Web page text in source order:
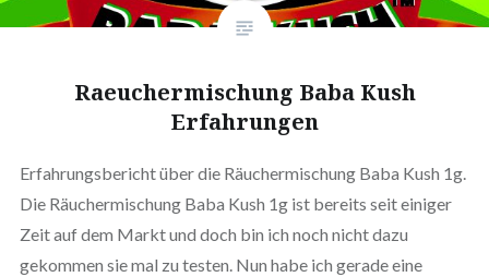
Raeuchermischung Baba Kush
Erfahrungen
Erfahrungsbericht über die Räuchermischung Baba Kush 1g.
Die Räuchermischung Baba Kush 1g ist bereits seit einiger
Zeit auf dem Markt und doch bin ich noch nicht dazu
gekommen sie mal zu testen. Nun habe ich gerade eine